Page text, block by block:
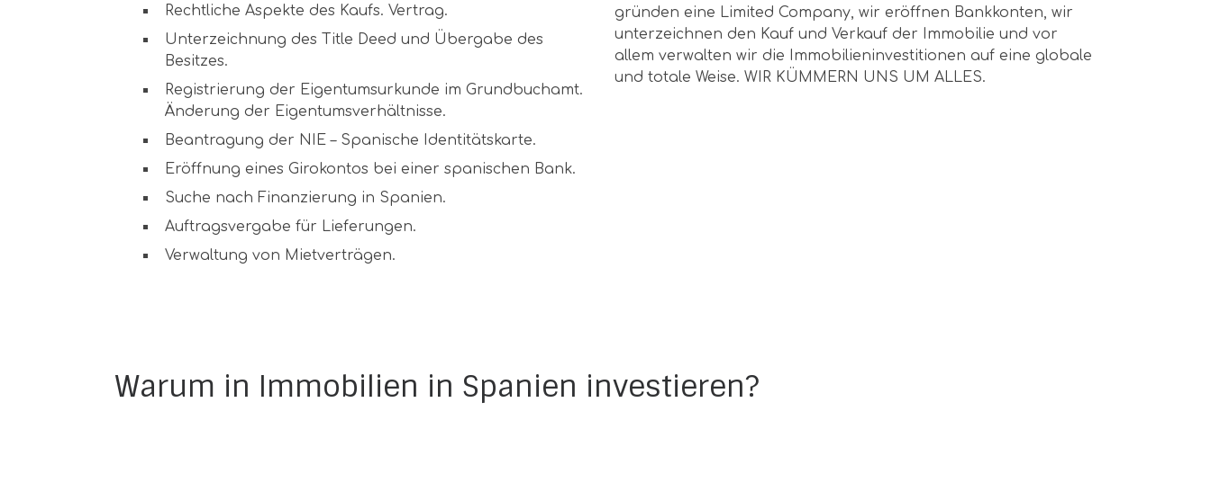
Rechtliche Aspekte des Kaufs. Vertrag.
Unterzeichnung des Title Deed und Übergabe des
Besitzes.
Registrierung der Eigentumsurkunde im Grundbuchamt.
Änderung der Eigentumsverhältnisse.
Beantragung der NIE – Spanische Identitätskarte.
Eröffnung eines Girokontos bei einer spanischen Bank.
Suche nach Finanzierung in Spanien.
Auftragsvergabe für Lieferungen.
Verwaltung von Mietverträgen.
gründen eine Limited Company, wir eröffnen Bankkonten, wir
unterzeichnen den Kauf und Verkauf der Immobilie und vor
allem verwalten wir die Immobilieninvestitionen auf eine globale
und totale Weise. WIR KÜMMERN UNS UM ALLES.
Warum in Immobilien in Spanien investieren?